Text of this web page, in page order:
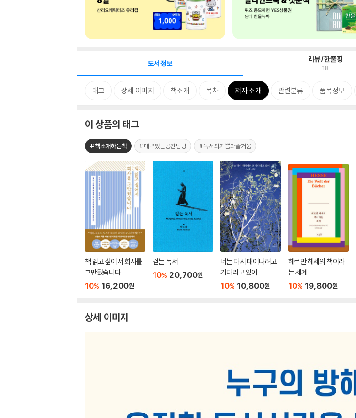
도서정보 리뷰/한줄평
18
태그 상세 이미지 책소개 목차 저자 소개 관련분류 품목정보
이 상품의 태그
#책소개하는책 #매력있는공간탐방 #독서의기쁨과즐거움
책 읽고 싶어서 회사를
그만뒀습니다
10% 16,200원
걷는 독서
10% 20,700원
너는 다시 태어나려고
기다리고 있어
10% 10,800원
헤르만 헤세의 책이라
는 세계
10% 19,800원
상세 이미지